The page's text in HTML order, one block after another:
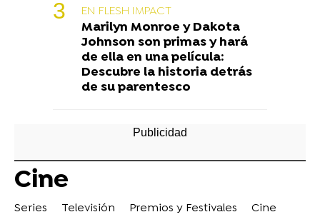
EN FLESH IMPACT
Marilyn Monroe y Dakota
Johnson son primas y hará
de ella en una película:
Descubre la historia detrás
de su parentesco
Cine
Series Televisión Premios y Festivales
Cine